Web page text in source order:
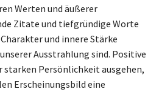
Werten und äußerer
Zitate und tiefgründige Worte
und innere Stärke
Ausstrahlung sind. Positive
starken Persönlichkeit ausgehen,
Erscheinungsbild eine